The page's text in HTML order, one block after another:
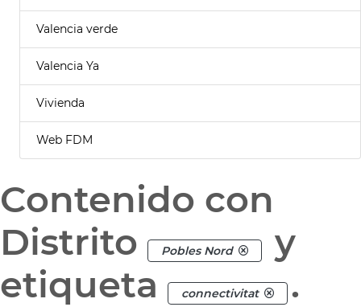
Valencia verde
Valencia Ya
Vivienda
Web FDM
Contenido con
Distrito
Pobles Nord
y
etiqueta
connectivitat .